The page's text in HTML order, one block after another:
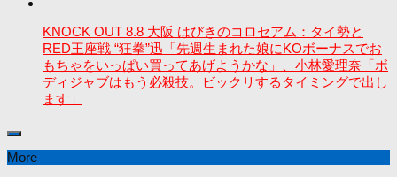
KNOCK OUT 8.8 大阪 はびきのコロセアム：タイ勢と
RED王座戦 “狂拳”迅「先週生まれた娘にKOボーナスでお
もちゃをいっぱい買ってあげようかな」、小林愛理奈「ボ
ディジャブはもう必殺技。ビックリするタイミングで出し
ます」
More